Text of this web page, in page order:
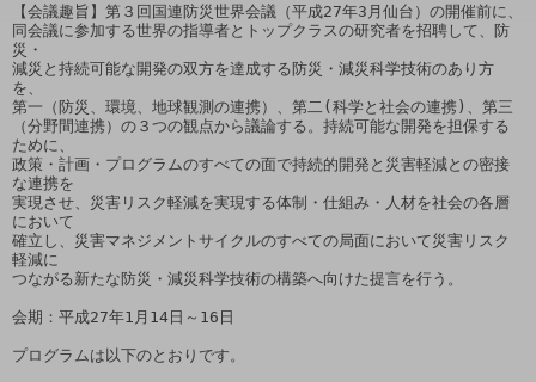
【会議趣旨】第３回国連防災世界会議（平成27年3月仙台）の開催前に、
同会議に参加する世界の指導者とトップクラスの研究者を招聘して、防
災・
減災と持続可能な開発の双方を達成する防災・減災科学技術のあり方
を、
第一（防災、環境、地球観測の連携）、第二(科学と社会の連携)、第三
（分野間連携）の３つの観点から議論する。持続可能な開発を担保する
ために、
政策・計画・プログラムのすべての面で持続的開発と災害軽減との密接
な連携を
実現させ、災害リスク軽減を実現する体制・仕組み・人材を社会の各層
において
確立し、災害マネジメントサイクルのすべての局面において災害リスク
軽減に
つながる新たな防災・減災科学技術の構築へ向けた提言を行う。
会期：平成27年1月14日～16日
プログラムは以下のとおりです。